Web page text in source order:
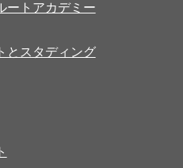
ートアカデミー
とスタディング